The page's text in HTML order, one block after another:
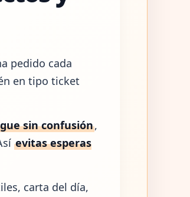
pedido cada
en tipo ticket
sin confusión,
evitas esperas
carta del día,